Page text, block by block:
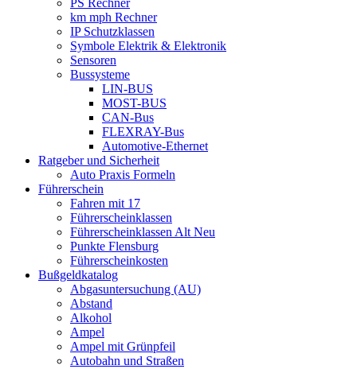
PS Rechner
km mph Rechner
IP Schutzklassen
Symbole Elektrik & Elektronik
Sensoren
Bussysteme
LIN-BUS
MOST-BUS
CAN-Bus
FLEXRAY-Bus
Automotive-Ethernet
Ratgeber und Sicherheit
Auto Praxis Formeln
Führerschein
Fahren mit 17
Führerscheinklassen
Führerscheinklassen Alt Neu
Punkte Flensburg
Führerscheinkosten
Bußgeldkatalog
Abgasuntersuchung (AU)
Abstand
Alkohol
Ampel
Ampel mit Grünpfeil
Autobahn und Straßen